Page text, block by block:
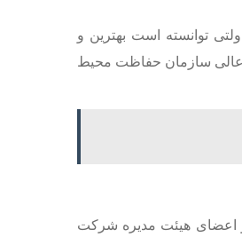
توانسته است بهترین و
عالی سازمان حفاظت محیط
اعضای هیئت مدیره شرکت